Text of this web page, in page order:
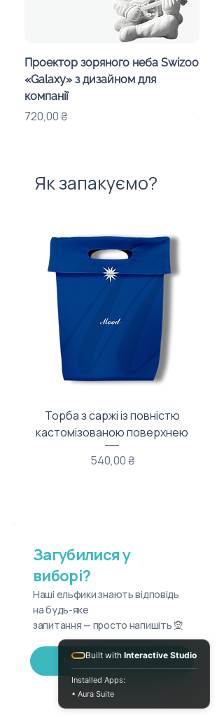
Проектор зоряного неба Swizoo
«Galaxy» з дизайном для
компанії
Ціна
720,00 ₴ Ціна
Як запакуємо?
Торба з саржі із повністю
кастомізованою поверхнею
Ціна
540,00 ₴
Загубилися у
виборі?
Наші ельфики знають відповідь
на будь-яке
запитання — просто напишіть 🧝
Написати в Telegram
Built with Interactive Studio
Installed Apps:
• Aura Suite